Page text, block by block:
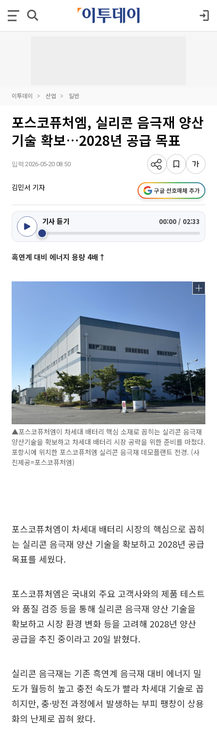
이투데이 산업 일반
포스코퓨처엠, 실리콘 음극재 양산
기술 확보…2028년 공급 목표
입력 2026-05-20 08:50
김민서 기자 구글 선호매체 추가
기사 듣기 00:00 / 02:33
흑연계 대비 에너지 용량 4배↑
▲포스코퓨처엠이 차세대 배터리 핵심 소재로 꼽히는 실리콘 음극재
양산기술을 확보하고 차세대 배터리 시장 공략을 위한 준비를 마쳤다.
포항시에 위치한 포스코퓨처엠 실리콘 음극재 데모플랜트 전경. (사
진제공=포스코퓨처엠)
포스코퓨처엠이 차세대 배터리 시장의 핵심으로 꼽히
는 실리콘 음극재 양산 기술을 확보하고 2028년 공급
목표를 세웠다.
포스코퓨처엠은 국내외 주요 고객사와의 제품 테스트
와 품질 검증 등을 통해 실리콘 음극재 양산 기술을
확보하고 시장 환경 변화 등을 고려해 2028년 양산
공급을 추진 중이라고 20일 밝혔다.
실리콘 음극재는 기존 흑연계 음극재 대비 에너지 밀
도가 월등히 높고 충전 속도가 빨라 차세대 기술로 꼽
히지만, 충·방전 과정에서 발생하는 부피 팽창이 상용
화의 난제로 꼽혀 왔다.